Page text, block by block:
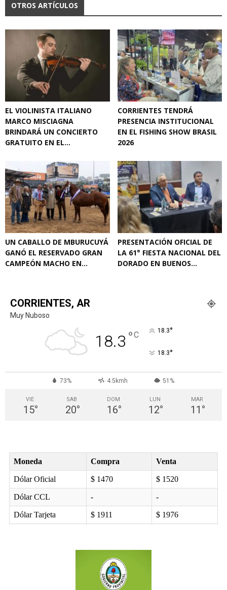
OTROS ARTÍCULOS
EL VIOLINISTA ITALIANO
MARCO MISCIAGNA
BRINDARÁ UN CONCIERTO
GRATUITO EN EL...
CORRIENTES TENDRÁ
PRESENCIA INSTITUCIONAL
EN EL FISHING SHOW BRASIL
2026
UN CABALLO DE MBURUCUYÁ
GANÓ EL RESERVADO GRAN
CAMPEÓN MACHO EN...
PRESENTACIÓN OFICIAL DE
LA 61° FIESTA NACIONAL DEL
DORADO EN BUENOS...
CORRIENTES, AR
Muy Nuboso
18.3 °C 18.3°
18.3°
73% 4.5kmh 51%
VIE
15°
SAB
20°
DOM
16°
LUN
12°
MAR
11 °